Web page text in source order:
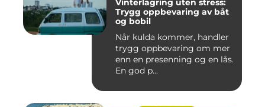
Vinterlagring uten stress:
Trygg oppbevaring av båt
og bobil
Når kulda kommer, handler
trygg oppbevaring om mer
enn en presenning og en lås.
En god p...